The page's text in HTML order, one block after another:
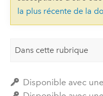
la plus récente de la
Dans cette rubrique
Disponible avec